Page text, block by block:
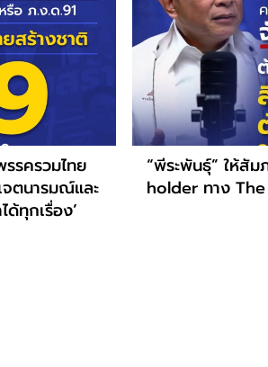
รครวมไทย
ตนารมณ์และ
ทุกเรื่อง’
“พีระพันธุ์” ให้สั
holder ทาง